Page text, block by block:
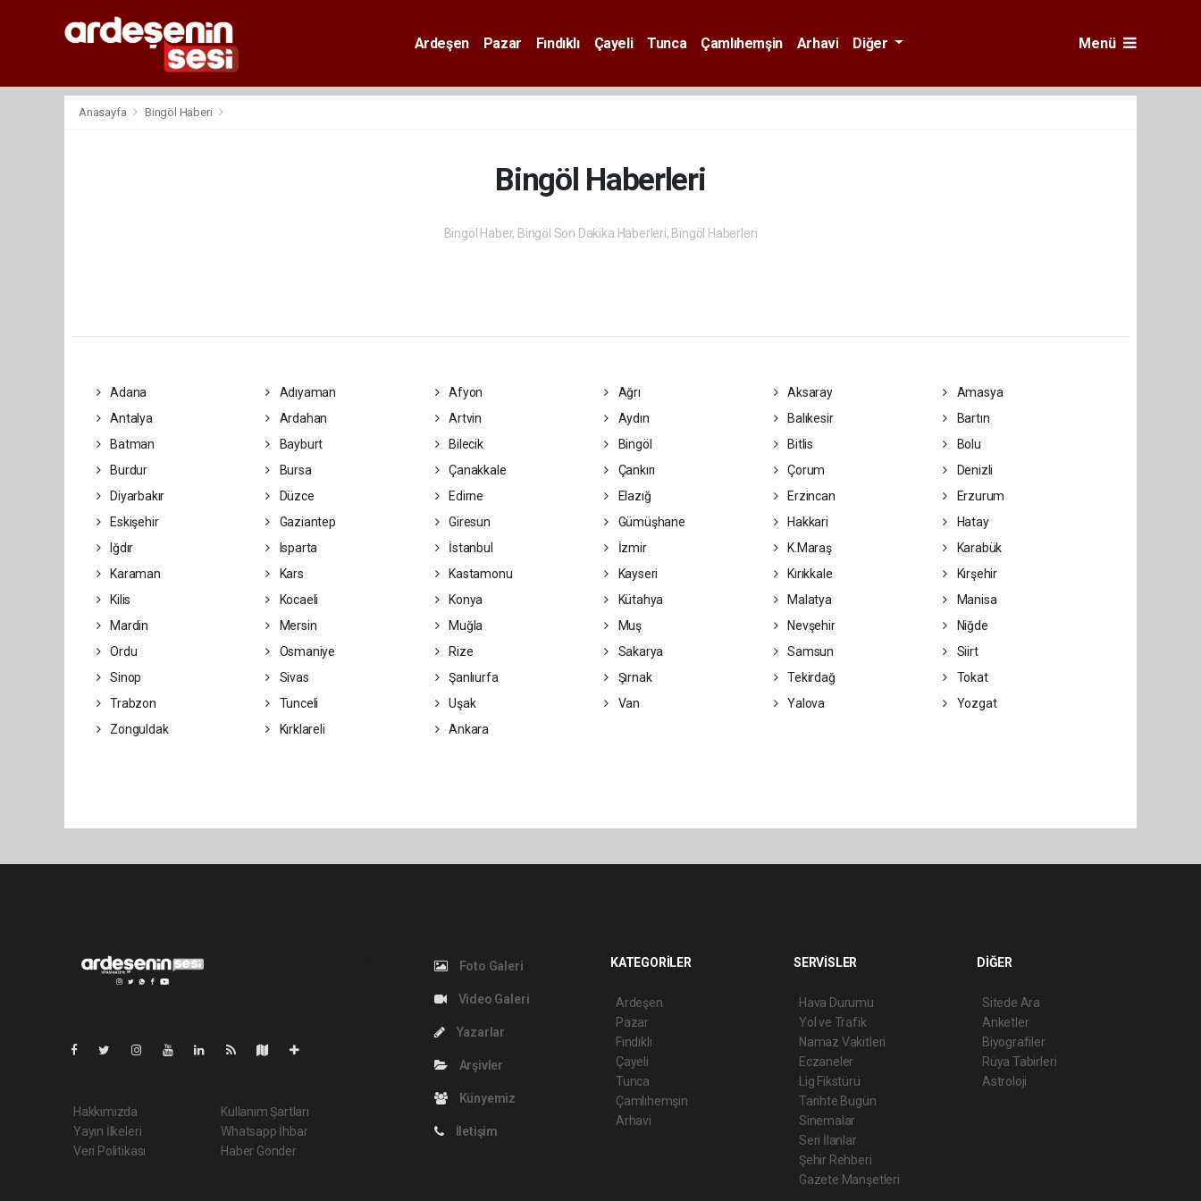
Ardeşen Pazar Fındıklı Çayeli Tunca Çamlıhemşin Arhavi Diğer Menü
Anasayfa Bingöl Haberi
Bingöl Haberleri
Bingöl Haber, Bingöl Son Dakika Haberleri, Bingöl Haberleri
Adana Adıyaman Afyon Ağrı Aksaray
Amasya
Antalya
Ardahan Artvin Aydın Balıkesir
Bartın
Batman
Bayburt Bilecik Bingöl Bitlis
Bolu
Burdur
Bursa Çanakkale Çankırı Çorum
Denizli
Diyarbakır
Düzce Edirne Elazığ Erzincan
Erzurum
Eskişehir
Gaziantep Giresun Gümüşhane Hakkari
Hatay
Iğdır
Isparta İstanbul İzmir K.Maraş
Karabük
Karaman
Kars Kastamonu Kayseri Kırıkkale
Kırşehir
Kilis
Kocaeli Konya Kütahya Malatya
Manisa
Mardin
Mersin Muğla Muş Nevşehir
Niğde
Ordu
Osmaniye Rize Sakarya Samsun
Siirt
Sinop
Sivas Şanlıurfa Şırnak Tekirdağ
Tokat
Trabzon
Tunceli Uşak Van Yalova
Yozgat
Zonguldak
Kırklareli Ankara
Hakkımızda
Yayın İlkeleri
Veri Politikası
Kullanım Şartları
Whatsapp İhbar
Haber Gönder
Foto Galeri
Video Galeri
Yazarlar
Arşivler
Künyemiz
İletişim
KATEGORİLER
Ardeşen
Pazar
Fındıklı
Çayeli
Tunca
Çamlıhemşin
Arhavi
SERVİSLER
Hava Durumu
Yol ve Trafik
Namaz Vakitleri
Eczaneler
Lig Fikstürü
Tarihte Bugün
Sinemalar
Seri İlanlar
Şehir Rehberi
Gazete Manşetleri
DİĞER
Sitede Ara
Anketler
Biyografiler
Rüya Tabirleri
Astroloji